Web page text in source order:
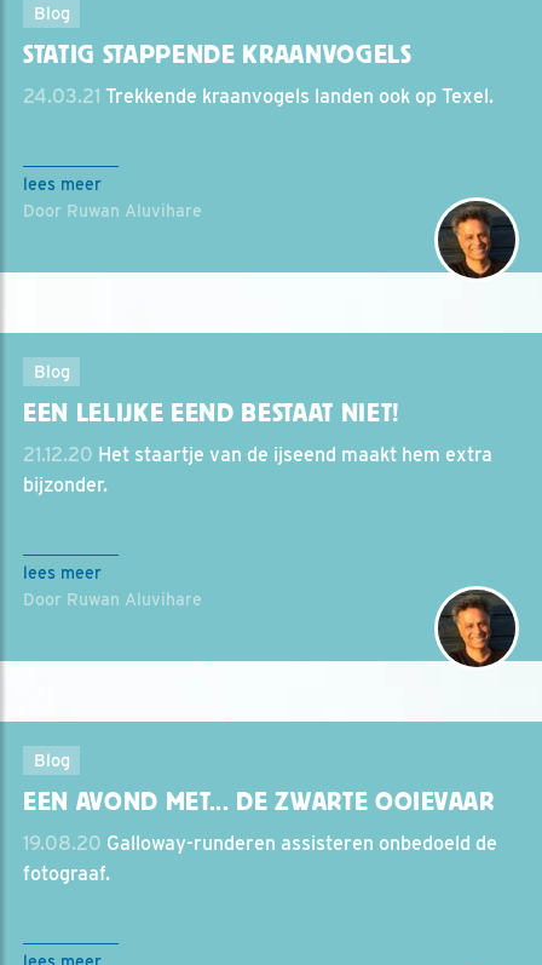
Blog
STATIG STAPPENDE KRAANVOGELS
24.03.21 Trekkende kraanvogels landen ook op Texel.
lees meer
Door Ruwan Aluvihare
Blog
EEN LELIJKE EEND BESTAAT NIET!
21.12.20 Het staartje van de ijseend maakt hem extra
bijzonder.
lees meer
Door Ruwan Aluvihare
Blog
EEN AVOND MET... DE ZWARTE OOIEVAAR
19.08.20 Galloway-runderen assisteren onbedoeld de
fotograaf.
lees meer